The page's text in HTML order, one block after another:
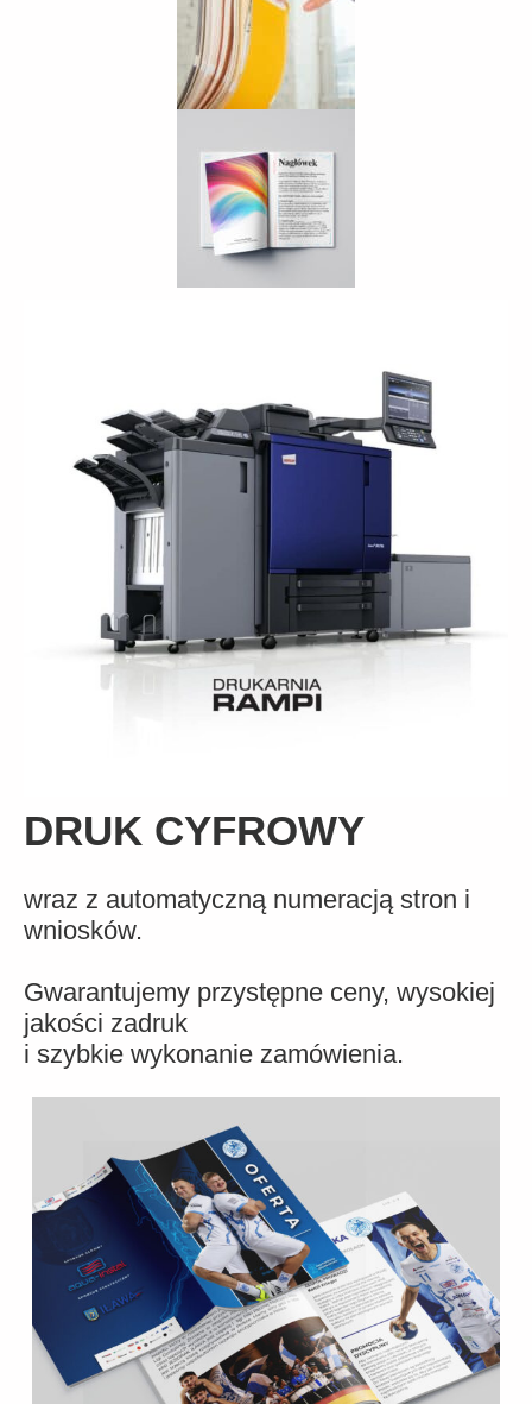
DRUK CYFROWY
wraz z automatyczną numeracją stron i
wniosków.
Gwarantujemy przystępne ceny, wysokiej
jakości zadruk
i szybkie wykonanie zamówienia.